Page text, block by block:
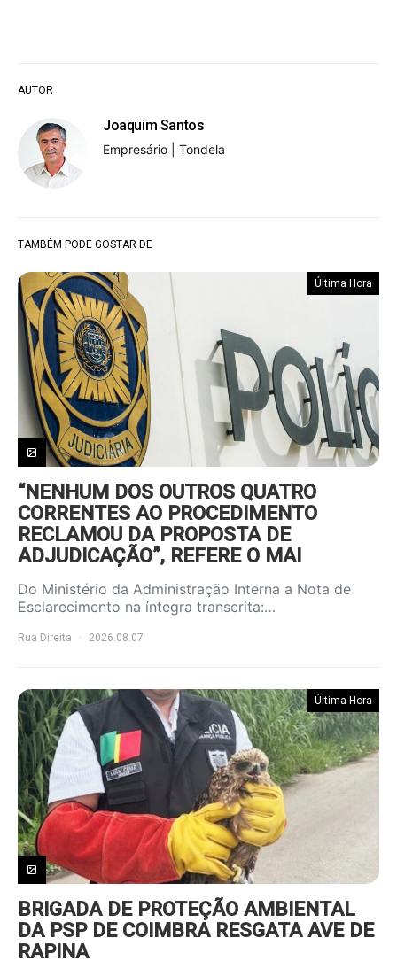
AUTOR
Joaquim Santos
Empresário | Tondela
TAMBÉM PODE GOSTAR DE
Última Hora
“NENHUM DOS OUTROS QUATRO
CORRENTES AO PROCEDIMENTO
RECLAMOU DA PROPOSTA DE
ADJUDICAÇÃO”, REFERE O MAI
Do Ministério da Administração Interna a Nota de
Esclarecimento na íntegra transcrita:…
Rua Direita 2026.08.07
Última Hora
BRIGADA DE PROTEÇÃO AMBIENTAL
DA PSP DE COIMBRA RESGATA AVE DE
RAPINA